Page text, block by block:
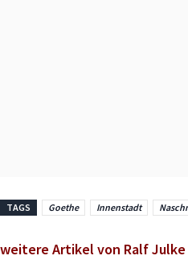
TAGS Goethe Innenstadt
weitere Artikel von Ralf